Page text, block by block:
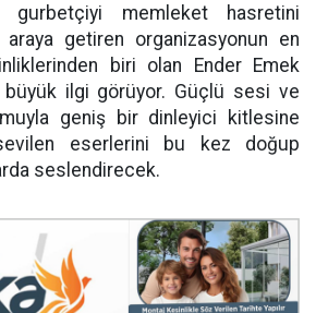
gurbetçiyi memleket hasretini
getiren organizasyonun en
biri olan Ender Emek
büyük ilgi görüyor. Güçlü sesi ve
geniş bir dinleyici kitlesine
eserlerini bu kez doğup
seslendirecek.